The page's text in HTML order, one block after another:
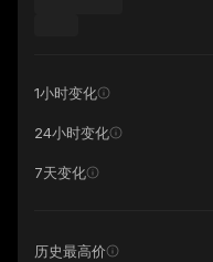
1小时变化
24小时变化
7天变化
历史最高价